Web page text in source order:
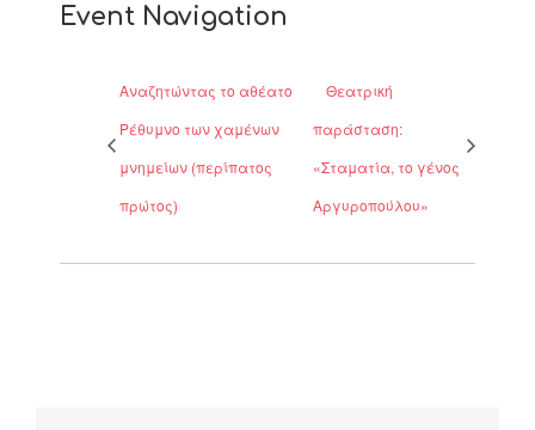
Event Navigation
Αναζητώντας το αθέατο
Ρέθυμνο των χαμένων
μνημείων (περίπατος
πρώτος)
Θεατρική
παράσταση:
«Σταματία, το γένος
Αργυροπούλου»